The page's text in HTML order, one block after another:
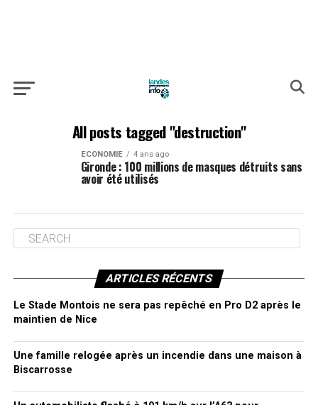
All posts tagged "destruction"
ECONOMIE 4 ans ago
Gironde : 100 millions de masques détruits sans
avoir été utilisés
ARTICLES RÉCENTS
Le Stade Montois ne sera pas repêché en Pro D2 après le
maintien de Nice
Une famille relogée après un incendie dans une maison à
Biscarrosse